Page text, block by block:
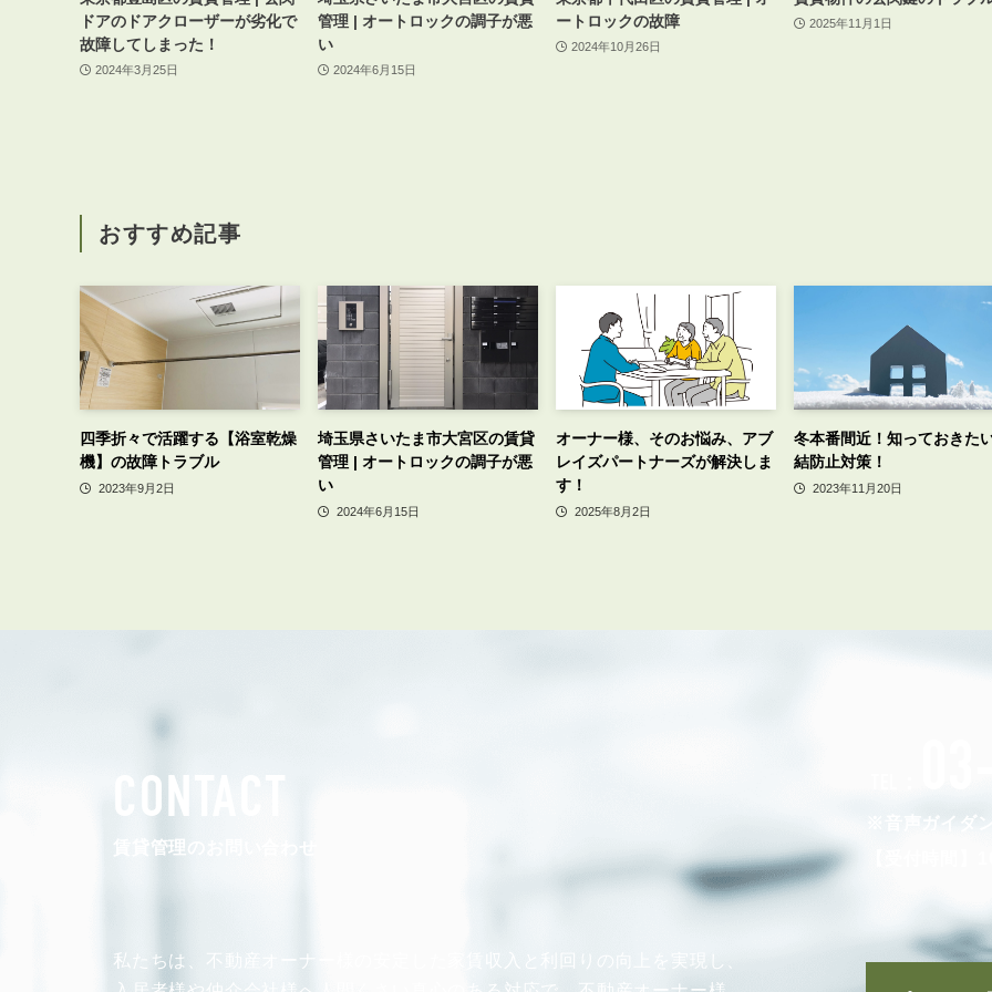
ドアのドアクローザーが劣化で
故障してしまった！
2024年3月25日
管理 | オートロックの調子が悪
い
2024年6月15日
ートロックの故障
2024年10月26日
2025年11月1日
おすすめ記事
四季折々で活躍する【浴室乾燥
機】の故障トラブル
2023年9月2日
埼玉県さいたま市大宮区の賃貸
管理 | オートロックの調子が悪
い
2024年6月15日
オーナー様、そのお悩み、アブ
レイズパートナーズが解決しま
す！
2025年8月2日
冬本番間近！知っておきた
結防止対策！
2023年11月20日
CONTACT
賃貸管理のお問い合わせ
私たちは、不動産オーナー様の安定した
家賃収入と利回りの向上を実現し、
※音声ガイダ